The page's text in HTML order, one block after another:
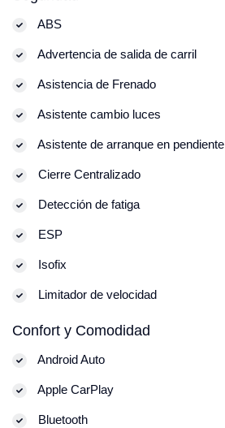
ABS
Advertencia de salida de carril
Asistencia de Frenado
Asistente cambio luces
Asistente de arranque en pendiente
Cierre Centralizado
Detección de fatiga
ESP
Isofix
Limitador de velocidad
Confort y Comodidad
Android Auto
Apple CarPlay
Bluetooth